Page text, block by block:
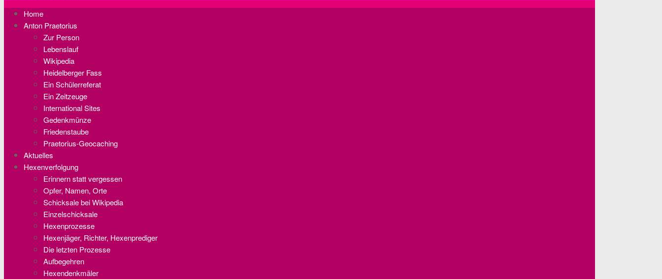
Home
Anton Praetorius
Zur Person
Lebenslauf
Wikipedia
Heidelberger Fass
Ein Schülerreferat
Ein Zeitzeuge
International Sites
Gedenkmünze
Friedenstaube
Praetorius-Geocaching
Aktuelles
Hexenverfolgung
Erinnern statt vergessen
Opfer, Namen, Orte
Schicksale bei Wikipedia
Einzelschicksale
Hexenprozesse
Hexenjäger, Richter, Hexenprediger
Die letzten Prozesse
Aufbegehren
Hexendenkmäler